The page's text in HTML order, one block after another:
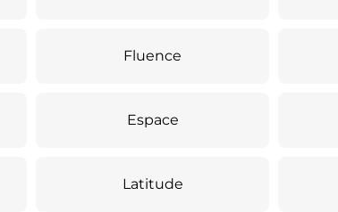
Fluence
Espace
Latitude